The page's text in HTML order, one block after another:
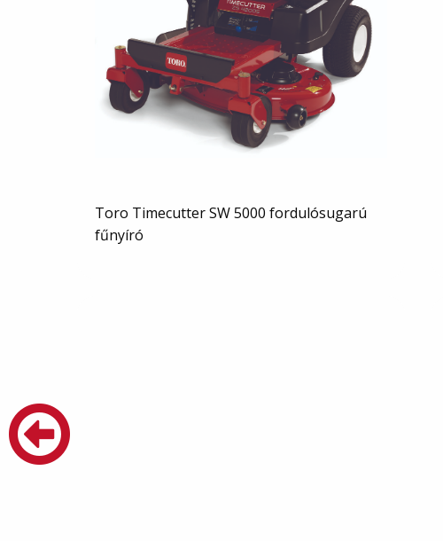
Toro Timecutter SW 5000 fordulósugarú
fűnyíró